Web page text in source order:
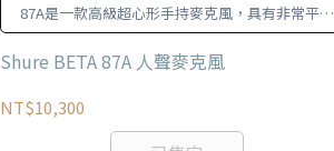
87A是一款高級超心形手持麥克風，具有非常平直
的頻率。
Shure BETA 87A 人聲麥克風
NT$10,300